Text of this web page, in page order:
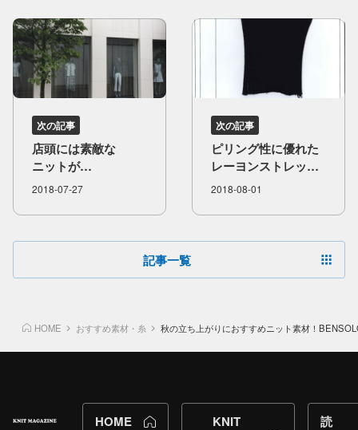
次の記事
店頭には​素敵な​
ニットが​
ディスプレイされて
2018-07-27
次の記事
ピリング性に​優れた​
レーヨンストレッチ
素材”エマーブル”ご
2018-08-01
記事一覧
HOME おすすめ素材・糸 秋の立ち上がりにおすすめニット素材！
HOME
KNIT
読